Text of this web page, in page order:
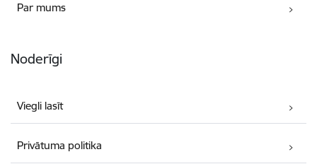
Par mums
Noderīgi
Viegli lasīt
Privātuma politika